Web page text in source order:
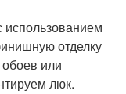
отделку
или
люк.